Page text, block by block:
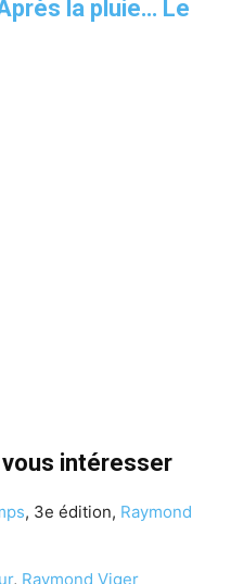
la pluie… Le
intéresser
, 3e édition, Raymond
, Raymond Viger